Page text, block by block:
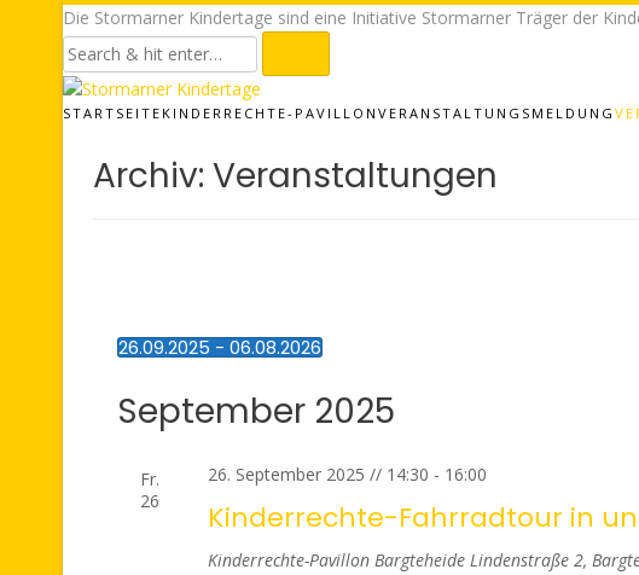
Die Stormarner Kindertage sind eine Initiative Stormarner Träger der
STARTSEITE KINDERRECHTE-PAVILLON VERANSTALTUNGSMELDUNG
Archiv: Veranstaltungen
26.09.2025 - 06.08.2026
wählen.
September 2025
Fr.
26
26. September 2025 // 14:30 - 16:00
Kinderrechte-Fahrradtour in
Kinderrechte-Pavillon Bargteheide Lindenstraße 2,